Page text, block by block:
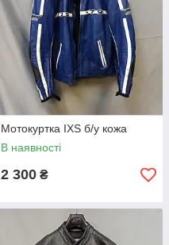
Мотокуртка IXS б/у кожа
В наявності
2 300 ₴